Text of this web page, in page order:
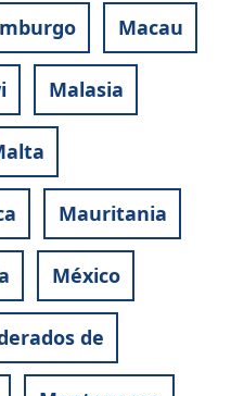
Macau
Malasia
Mauritania
México
de